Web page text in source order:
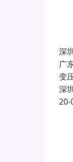
深
广
变
深
20-